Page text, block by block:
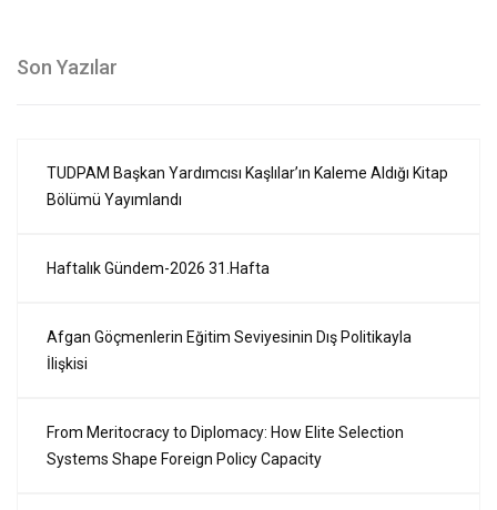
Son Yazılar
TUDPAM Başkan Yardımcısı Kaşlılar’ın Kaleme Aldığı Kitap
Bölümü Yayımlandı
Haftalık Gündem-2026 31.Hafta
Afgan Göçmenlerin Eğitim Seviyesinin Dış Politikayla
İlişkisi
From Meritocracy to Diplomacy: How Elite Selection
Systems Shape Foreign Policy Capacity